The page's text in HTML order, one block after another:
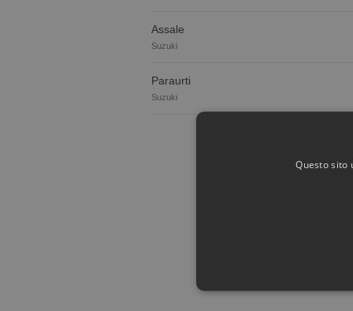
Assale
Suzuki
Paraurti
Suzuki
Questo sito